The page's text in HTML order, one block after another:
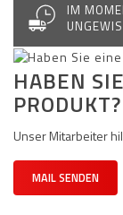
IM
HABEN
PRODUKT?
Unser Mitarbeiter
MAIL SENDEN